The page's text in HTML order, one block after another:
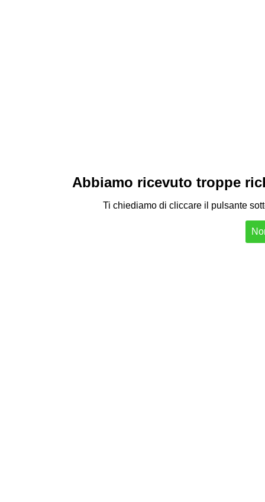
Abbiamo ricevuto troppe
Ti chiediamo di cliccare il pulsante